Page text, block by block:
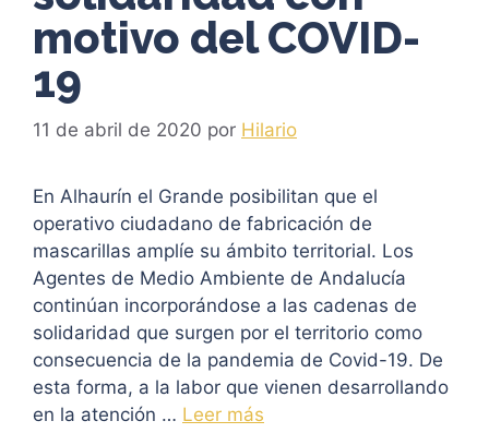
motivo del COVID-
19
11 de abril de 2020 por Hilario
En Alhaurín el Grande posibilitan que el
operativo ciudadano de fabricación de
mascarillas amplíe su ámbito territorial. Los
Agentes de Medio Ambiente de Andalucía
continúan incorporándose a las cadenas de
solidaridad que surgen por el territorio como
consecuencia de la pandemia de Covid-19. De
esta forma, a la labor que vienen desarrollando
en la atención … Leer más